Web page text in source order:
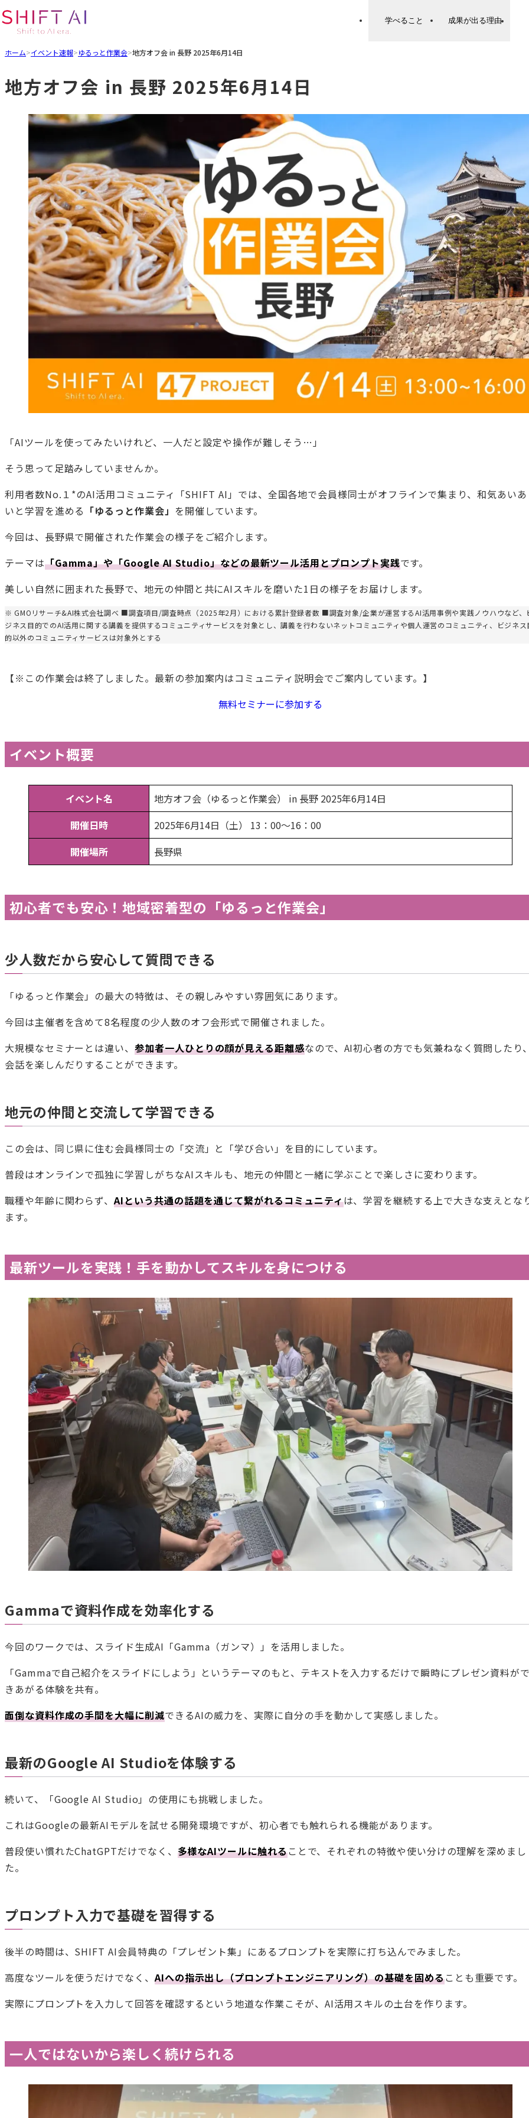
学べること 成果が出る理由
ホーム>イベント速報>ゆるっと作業会>地方オフ会 in 長野 2025年6月14日
地方オフ会 in 長野 2025年6月14日
「AIツールを使ってみたいけれど、一人だと設定や操作が難しそう…」
そう思って足踏みしていませんか。
利用者数No.１*のAI活用コミュニティ「SHIFT AI」では、全国各地で会員様同士がオフラインで集まり、和気あいあ
いと学習を進める 「ゆるっと作業会」 を開催しています。
今回は、長野県で開催された作業会の様子をご紹介します。
テーマは「Gamma」や「Google AI Studio」などの最新ツール活用とプロンプト実践です。
美しい自然に囲まれた長野で、地元の仲間と共にAIスキルを磨いた1日の様子をお届けします。
※ GMOリサーチ&AI株式会社調べ ■調査項目/調査時点（2025年2月）における累計登録者数 ■調査対象/企業が運営するAI活用事例や実践ノウハウなど、
ジネス目的でのAI活用に関する講義を提供するコミュニティサービスを対象とし、講義を行わないネットコミュニティや個人運営のコミュニティ、ビジネス
的以外のコミュニティサービスは対象外とする
【※この作業会は終了しました。最新の参加案内はコミュニティ説明会でご案内しています。】
無料セミナーに参加する
イベント概要
イベント名
地方オフ会（ゆるっと作業会） in 長野 2025年6月14日
開催日時
2025年6月14日（土） 13：00〜16：00
開催場所
長野県
初心者でも安心！地域密着型の「ゆるっと作業会」
少人数だから安心して質問できる
「ゆるっと作業会」の最大の特徴は、その親しみやすい雰囲気にあります。
今回は主催者を含めて8名程度の少人数のオフ会形式で開催されました。
大規模なセミナーとは違い、参加者一人ひとりの顔が見える距離感なので、AI初心者の方でも気兼ねなく質問したり
会話を楽しんだりすることができます。
地元の仲間と交流して学習できる
この会は、同じ県に住む会員様同士の「交流」と「学び合い」を目的にしています。
普段はオンラインで孤独に学習しがちなAIスキルも、地元の仲間と一緒に学ぶことで楽しさに変わります。
職種や年齢に関わらず、AIという共通の話題を通じて繋がれるコミュニティは、学習を継続する上で大きな支えとな
ます。
最新ツールを実践！手を動かしてスキルを身につける
Gammaで資料作成を効率化する
今回のワークでは、スライド生成AI「Gamma（ガンマ）」を活用しました。
「Gammaで自己紹介をスライドにしよう」というテーマのもと、テキストを入力するだけで瞬時にプレゼン資料が
きあがる体験を共有。
面倒な資料作成の手間を大幅に削減できるAIの威力を、実際に自分の手を動かして実感しました。
最新のGoogle AI Studioを体験する
続いて、「Google AI Studio」の使用にも挑戦しました。
これはGoogleの最新AIモデルを試せる開発環境ですが、初心者でも触れられる機能があります。
普段使い慣れたChatGPTだけでなく、 多様なAIツールに触れることで、それぞれの特徴や使い分けの理解を深めまし
た。
プロンプト入力で基礎を習得する
後半の時間は、SHIFT AI会員特典の「プレゼント集」にあるプロンプトを実際に打ち込んでみました。
高度なツールを使うだけでなく、 AIへの指示出し（プロンプトエンジニアリング）の基礎を固めることも重要です。
実際にプロンプトを入力して回答を確認するという地道な作業こそが、AI活用スキルの土台を作ります。
一人ではないから楽しく続けられる